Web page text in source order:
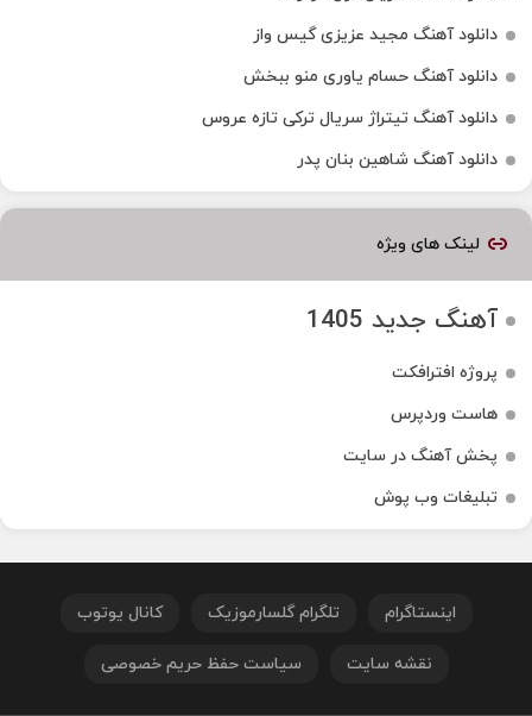
دانلود آهنگ مجید عزیزی گیس واز
دانلود آهنگ حسام یاوری منو ببخش
دانلود آهنگ تیتراژ سریال ترکی تازه عروس
دانلود آهنگ شاهین بنان پدر
لینک های ویژه
آهنگ جدید 1405
پروژه افترافکت
هاست وردپرس
پخش آهنگ در سایت
تبلیغات وب پوش
اینستاگرام تلگرام گلسارموزیک کانال یوتوب
نقشه سایت سیاست حفظ حریم خصوصی